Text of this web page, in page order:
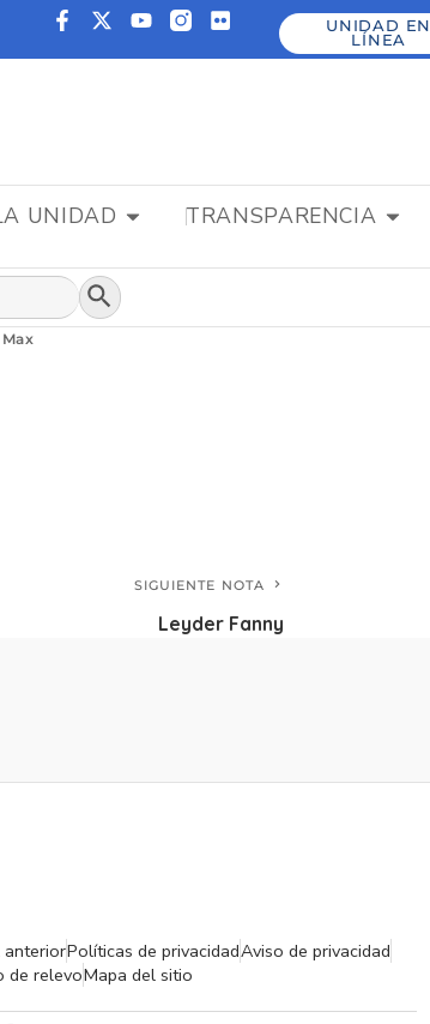
UNIDAD EN
LÍNEA
UNIDAD TRANSPARENCIA
Botón de búsqueda
SIGUIENTE NOTA
Leyder Fanny
Políticas de privacidadAviso de privacidad
de relevoMapa del sitio